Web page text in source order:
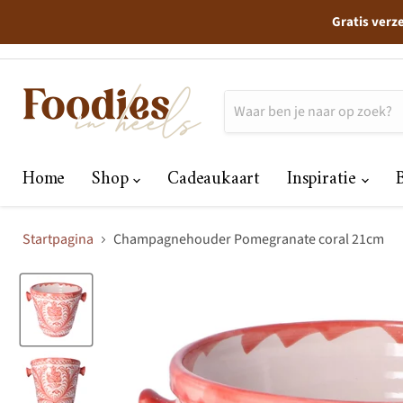
Gratis
Home Shop Cadeaukaart Inspiratie
Startpagina Champagnehouder Pomegranate coral 21cm